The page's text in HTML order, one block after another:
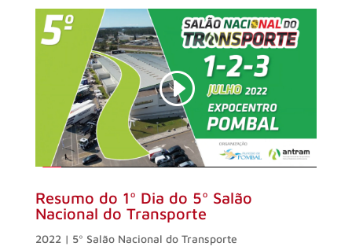
Resumo do 1º Dia do 5º Salão
Nacional do Transporte
2022 | 5º Salão Nacional do Transporte